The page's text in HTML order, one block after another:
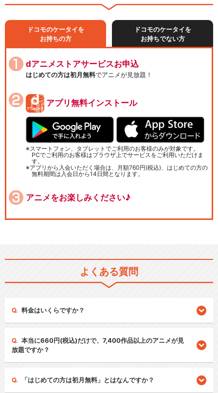
ドコモのケータイを
お持ちの方
ドコモのケータイを
お持ちでない方
dアニメストアサービスお申込
はじめての方は初月無料でアニメが見放題！
アプリ無料インストール
スマートフォン、タブレットでご利用のお客様のみが対象です。
PCでご利用のお客様はブラウザ上でサービスをご利用いただけま
す。
アプリから入会いただく場合は、月額760円(税込)、はじめての方の
無料期間は入会日から14日間となります。
アニメをお楽しみください♪
よくある質問
料金はいくらですか？
本当に660円(税込)だけで、7,400作品以上のアニメが見
放題ですか？
「はじめての方は初月無料」とはなんですか？